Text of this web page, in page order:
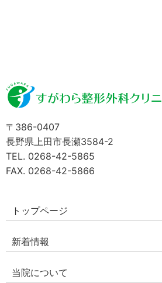
〒386-0407
長野県上田市長瀬3584-2
TEL. 0268-42-5865
FAX. 0268-42-5866
トップページ
新着情報
当院について